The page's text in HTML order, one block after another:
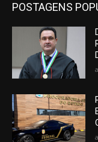
POSTAGENS